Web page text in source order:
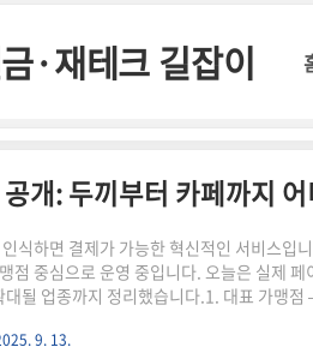
·재테크 길잡이
식하면 결제가 가능한 혁신적인 서비스입
점 중심으로 운영 중입니다. 오늘은 실제 페
될 업종까지 정리했습니다.1. 대표 가맹점
좋은 반응을 얻고 있습니다. 매장 직원도 “
9. 13.